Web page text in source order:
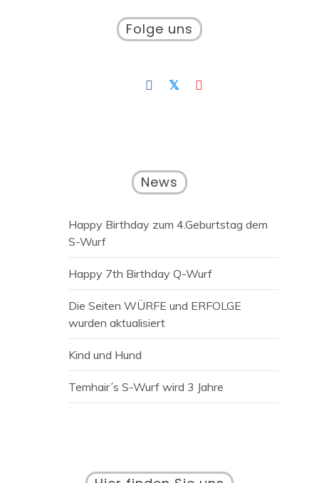
Folge uns
News
Happy Birthday zum 4.Geburtstag dem
S-Wurf
Happy 7th Birthday Q-Wurf
Die Seiten WÜRFE und ERFOLGE
wurden aktualisiert
Kind und Hund
Temhair´s S-Wurf wird 3 Jahre